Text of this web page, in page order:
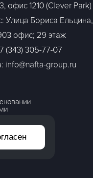
офис 1210 (Clever Park)
Улица Бориса Ельцина,
офис; 29 этаж
(343) 305-77-07
info@nafta-group.ru